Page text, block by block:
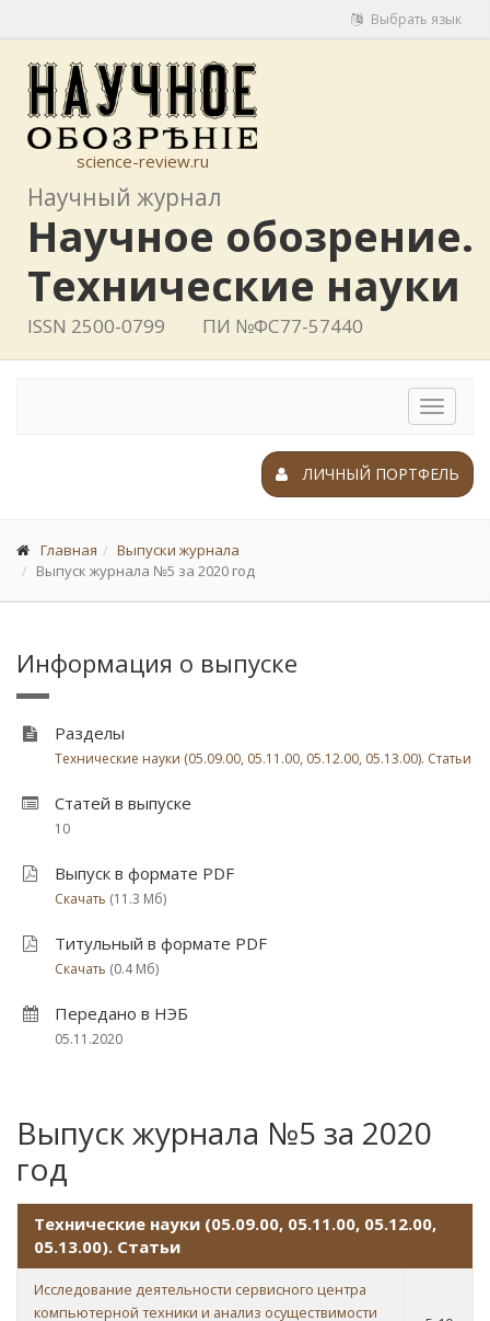
Выбрать язык
science-review.ru
Научный журнал
Научное обозрение.
Технические науки
ISSN 2500-0799 ПИ №ФС77-57440
Toggle
ЛИЧНЫЙ ПОРТФЕЛЬ
Главная
Выпуски журнала
Выпуск журнала №5 за 2020 год
Информация о выпуске
Разделы
Технические науки (05.09.00, 05.11.00, 05.12.00, 05.13.00). Статьи
Статей в выпуске
10
Выпуск в формате PDF
Скачать (11.3 Мб)
Титульный в формате PDF
Скачать (0.4 Мб)
Передано в НЭБ
05.11.2020
Выпуск журнала №5 за 2020
год
Технические науки (05.09.00, 05.11.00, 05.12.00,
05.13.00). Статьи
Исследование деятельности сервисного центра
компьютерной техники и анализ осуществимости